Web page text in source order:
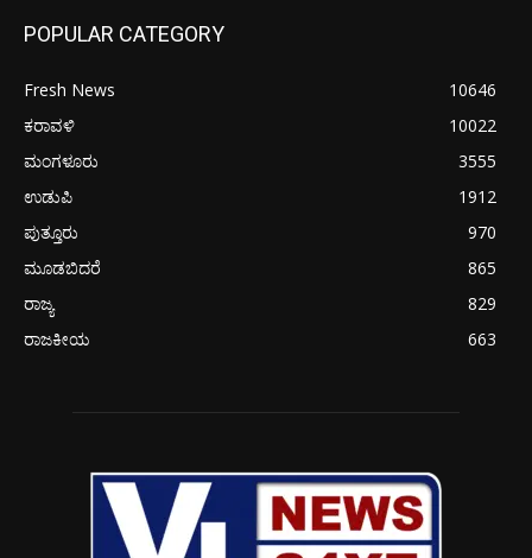
POPULAR CATEGORY
Fresh News
10646
ಕರಾವಳಿ
10022
ಮಂಗಳೂರು
3555
ಉಡುಪಿ
1912
ಪುತ್ತೂರು
970
ಮೂಡಬಿದರೆ
865
ರಾಜ್ಯ
829
ರಾಜಕೀಯ
663